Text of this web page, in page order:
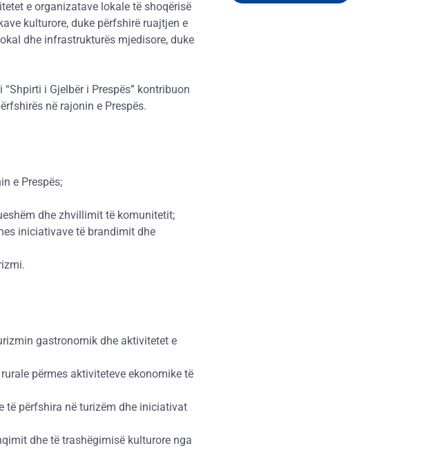
e organizatave lokale të shoqërisë
kulturore, duke përfshirë ruajtjen e
dhe infrastrukturës mjedisore, duke
i Gjelbër i Prespës” kontribuon
në rajonin e Prespës.
e Prespës;
dhe zhvillimit të komunitetit;
iniciativave të brandimit dhe
gastronomik dhe aktivitetet e
përmes aktiviteteve ekonomike të
të përfshira në turizëm dhe iniciativat
dhe të trashëgimisë kulturore nga